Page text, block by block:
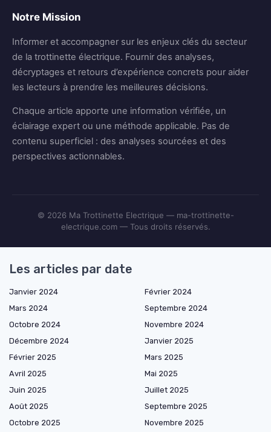
Notre Mission
Informer et accompagner sur les enjeux clés du secteur
de la trottinette électrique. Fournir des analyses,
décryptages et retours d’expérience concrets pour aider
les lecteurs à prendre les meilleures décisions.
Chaque article apporte une information vérifiée, un
éclairage expert ou une méthode applicable. Pas de
contenu superficiel : des analyses sourcées et des
perspectives actionnables.
© 2026 Ma Trottinette Electrique — ma-trottinette-
electrique.com — Tous droits réservés.
Les articles par date
Janvier 2024
Février 2024
Mars 2024
Septembre 2024
Octobre 2024
Novembre 2024
Décembre 2024
Janvier 2025
Février 2025
Mars 2025
Avril 2025
Mai 2025
Juin 2025
Juillet 2025
Août 2025
Septembre 2025
Octobre 2025
Novembre 2025